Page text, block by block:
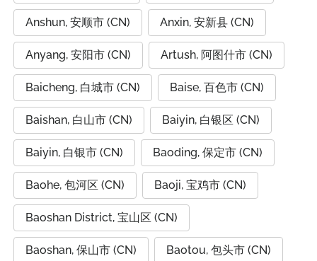
Anshun, 安顺市 (CN) Anxin, 安新县 (CN)
Anyang, 安阳市 (CN) Artush, 阿图什市 (CN)
Baicheng, 白城市 (CN) Baise, 百色市 (CN)
Baishan, 白山市 (CN) Baiyin, 白银区 (CN)
Baiyin, 白银市 (CN) Baoding, 保定市 (CN)
Baohe, 包河区 (CN) Baoji, 宝鸡市 (CN)
Baoshan District, 宝山区 (CN)
Baoshan, 保山市 (CN) Baotou, 包头市 (CN)